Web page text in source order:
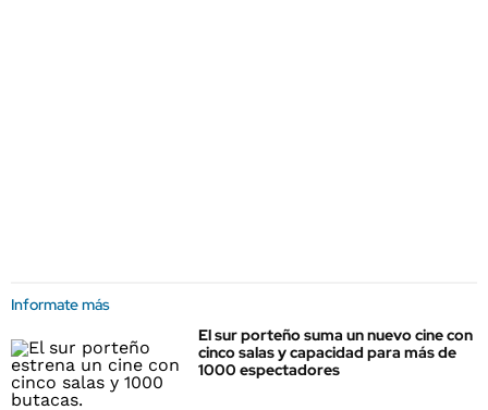
Informate más
El sur porteño suma un nuevo cine con
cinco salas y capacidad para más de
1000 espectadores